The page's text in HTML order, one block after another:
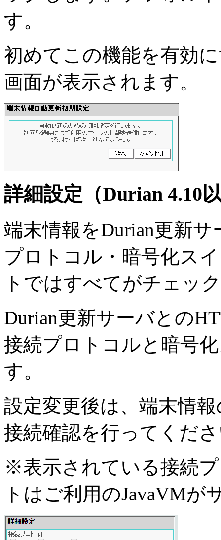
す。
初めてこの機能を有効
画面が表示されます。
詳細設定（Durian 4.10
端末情報をDurian更新
プロトコル・暗号化ス
トではすべてがチェッ
Durian更新サーバとの
接続プロトコルと暗号
す。
設定変更後は、端末情
接続確認を行ってくだ
※表示されている接続
トはご利用のJavaVM